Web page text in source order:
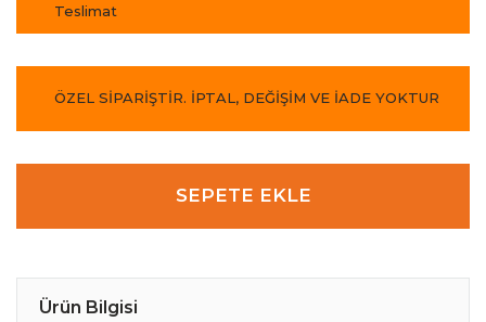
Teslimat
ÖZEL SİPARİŞTİR. İPTAL, DEĞİŞİM VE İADE YOKTUR
SEPETE EKLE
Ürün Bilgisi